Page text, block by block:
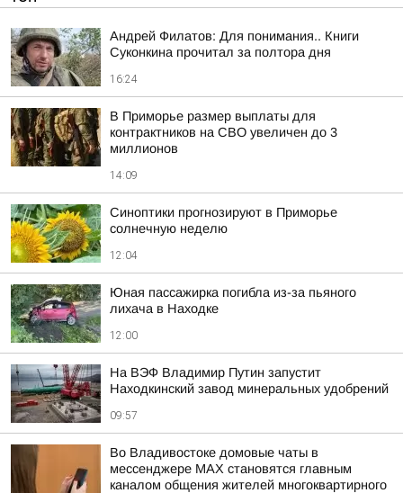
Андрей Филатов: Для понимания.. Книги
Суконкина прочитал за полтора дня
16:24
В Приморье размер выплаты для
контрактников на СВО увеличен до 3
миллионов
14:09
Синоптики прогнозируют в Приморье
солнечную неделю
12:04
Юная пассажирка погибла из-за пьяного
лихача в Находке
12:00
На ВЭФ Владимир Путин запустит
Находкинский завод минеральных удобрений
09:57
Во Владивостоке домовые чаты в
мессенджере МАХ становятся главным
каналом общения жителей многоквартирного